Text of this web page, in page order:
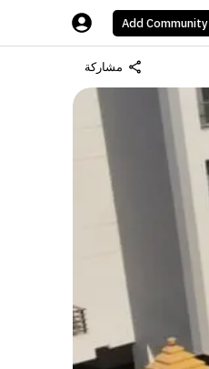
Add Community
مشاركة